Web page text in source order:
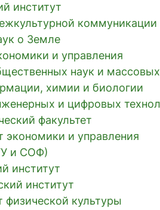
институт
о Земле
и управления
наук и
химии и биологии
и цифровых
факультет
экономики и управления
и СОФ)
институт
институт
физической культуры